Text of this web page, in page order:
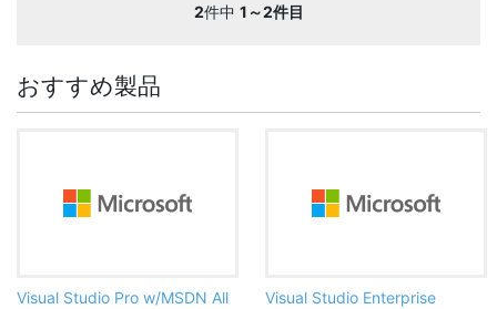
2件中 1～2件目
おすすめ製品
Visual Studio Pro w/MSDN All
Visual Studio Enterprise